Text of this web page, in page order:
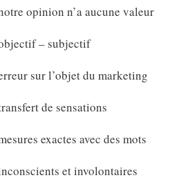
opinion n’a aucune valeur
– subjectif
sur l’objet du marketing
de sensations
exactes avec des mots
et involontaires